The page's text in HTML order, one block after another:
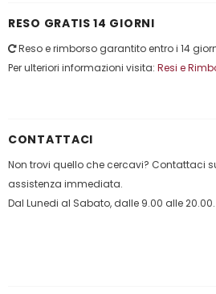
RESO GRATIS 14 GIORNI
Reso e rimborso garantito entro i 14
Per ulteriori informazioni visita: Resi e
CONTATTACI
Non trovi quello che cercavi? Contattaci
assistenza immediata.
Dal Lunedi al Sabato, dalle 9.00 alle 20.00.